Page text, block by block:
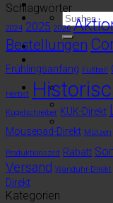
Schlagwörter
2024 2025 2026
Bestellungen
Frühlingsanfang Fußball
Herbst
Kugelschreiber KUK-Direkt
Mousepad-Direkt Mützen
Produktionszeit Rabatt
Versand Wanduhr-Direkt
Direkt
Kategorien